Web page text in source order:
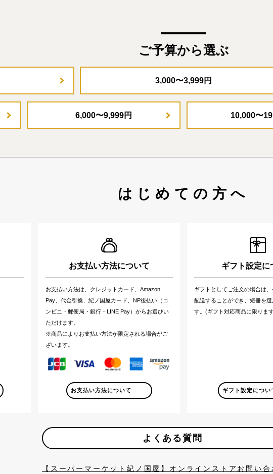
ご予算から選ぶ
3,000〜3,999円
6,000〜9,999円 10,000〜
はじめての方へ
お支払い方法について
お支払い方法は、クレジットカード、Amazon
Pay、代金引換、紀ノ国屋カード、NP後払い（コ
ンビニ・郵便局・銀行・LINE Pay）からお選びい
ただけます。
※商品によりお支払い方法が限定される場合がご
ざいます。
お支払い方法について
ギフト設定に
ギフトとしてご注文の場合は
配送することができ、短冊を
す。(ギフト対応商品に限りま
ギフト設定につい
よくある質問
【スーパーマーケット紀ノ国屋】オンラインストアお問い合